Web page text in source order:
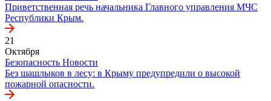
Приветственная речь начальника Главного управления МЧС
Республики Крым.
21
Октября
Безопасность Новости
Без шашлыков в лесу: в Крыму предупредили о высокой
пожарной опасности.